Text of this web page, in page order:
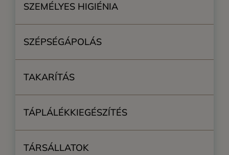
SZEMÉLYES HIGIÉNIA
SZÉPSÉGÁPOLÁS
TAKARÍTÁS
TÁPLÁLÉKKIEGÉSZÍTÉS
TÁRSÁLLATOK